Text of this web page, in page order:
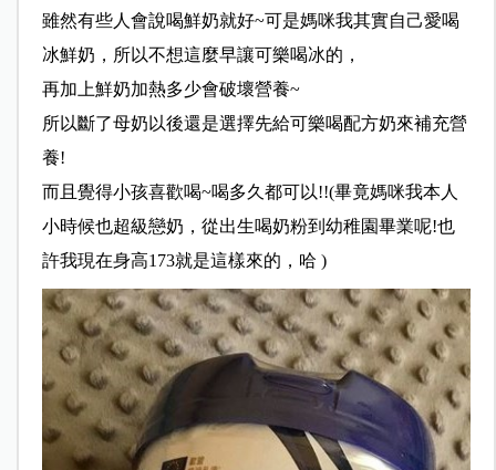
雖然有些人會說喝鮮奶就好~可是媽咪我其實自己愛喝
冰鮮奶，所以不想這麼早讓可樂喝冰的，
再加上鮮奶加熱多少會破壞營養~
所以斷了母奶以後還是選擇先給可樂喝配方奶來補充營
養!
而且覺得小孩喜歡喝~喝多久都可以!!(畢竟媽咪我本人
小時候也超級戀奶，從出生喝奶粉到幼稚園畢業呢!也
許我現在身高173就是這樣來的，哈 )